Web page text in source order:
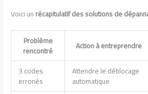
Voici unrécapitulatif des solutions de
Problème
rencontré Action à entreprendre
3 codes
erronés
Attendre le déblocage
automatique